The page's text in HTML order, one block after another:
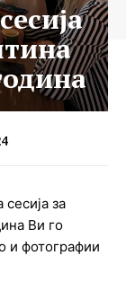
за
Ви го
и фотографии